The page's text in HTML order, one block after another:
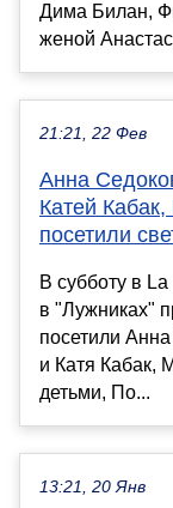
Дима Билан,
женой
21:21, 22 Фев
Анна
Катей
посетили
В субботу в
в "Лужниках"
посетили
и Катя Кабак,
детьми, По...
13:21, 20 Янв